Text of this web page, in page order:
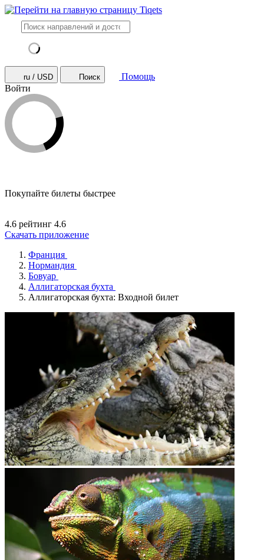
ru / USD Поиск
Помощь
Войти
Покупайте билеты быстрее
4.6 рейтинг 4.6
Скачать приложение
Франция
Нормандия
Бовуар
Аллигаторская бухта
Аллигаторская бухта: Входной билет